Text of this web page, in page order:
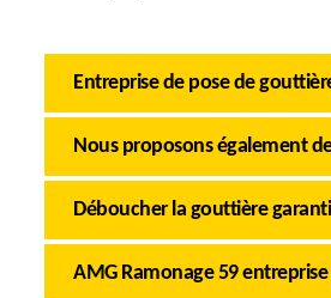
Entreprise de pose de
Nous proposons également
Déboucher la gouttière
AMG Ramonage 59